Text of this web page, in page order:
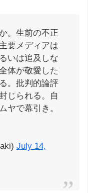
。生前の不正
要メディアは
いは追及しな
体が敬愛した
。批判的論評
じられる。自
ヤで幕引き。
July 14,